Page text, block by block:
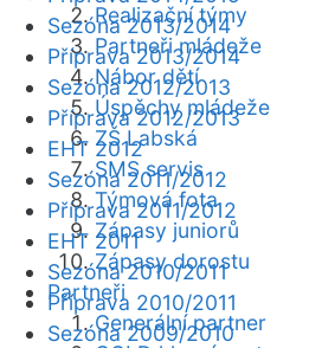
Realizační týmy
Partneři mládeže
Nábor dětí
Úspěchy mládeže
ZŠ Labská
SMS servis
Týmová fota
Zápasy juniorů
Zápasy dorostu
Partneři
Generální partner
Sezóna 2013/2014
Příprava 2013/2014
Sezóna 2012/2013
Příprava 2012/2013
EHT 2012
Sezóna 2011/2012
Příprava 2011/2012
EHT 2011
Sezóna 2010/2011
Příprava 2010/2011
Sezóna 2009/2010